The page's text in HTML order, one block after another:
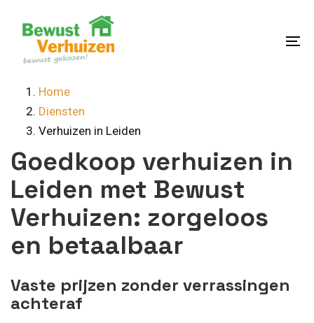
content
Home
Diensten
Verhuizen in Leiden
Goedkoop verhuizen in
Leiden met Bewust
Verhuizen: zorgeloos
en betaalbaar
Vaste prijzen zonder verrassingen
achteraf